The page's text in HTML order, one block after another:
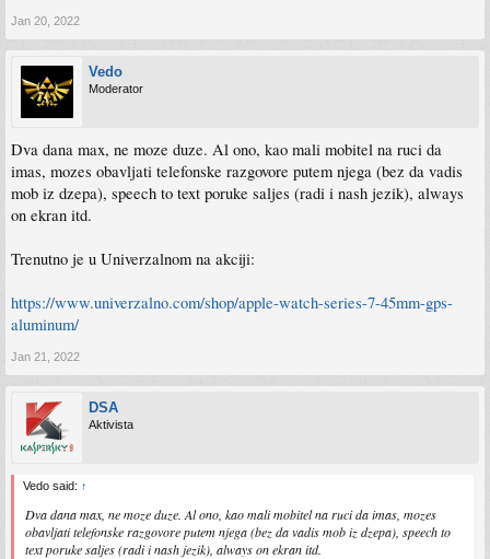
Jan 20, 2022
Vedo
Moderator
Dva dana max, ne moze duze. Al ono, kao mali mobitel na ruci da
imas, mozes obavljati telefonske razgovore putem njega (bez da vadis
mob iz dzepa), speech to text poruke saljes (radi i nash jezik), always
on ekran itd.
Trenutno je u Univerzalnom na akciji:
https://www.univerzalno.com/shop/apple-watch-series-7-45mm-gps-
aluminum/
Jan 21, 2022
DSA
Aktivista
Vedo said: ↑
Dva dana max, ne moze duze. Al ono, kao mali mobitel na ruci da imas, mozes
obavljati telefonske razgovore putem njega (bez da vadis mob iz dzepa), speech to
text poruke saljes (radi i nash jezik), always on ekran itd.